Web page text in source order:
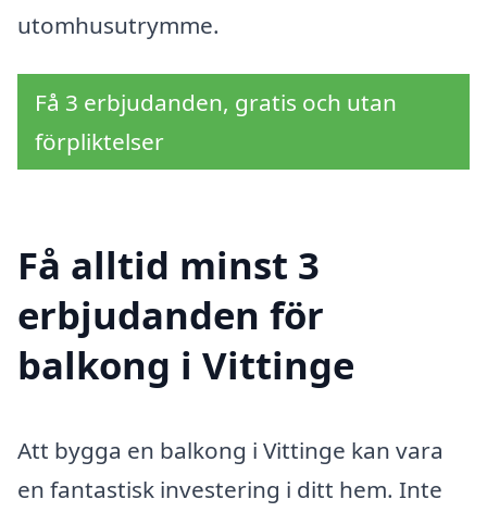
utomhusutrymme.
Få 3 erbjudanden, gratis och utan
förpliktelser
Få alltid minst 3
erbjudanden för
balkong i Vittinge
Att bygga en balkong i Vittinge kan vara
en fantastisk investering i ditt hem. Inte